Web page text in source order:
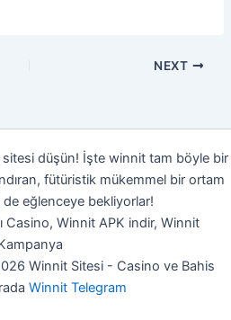
NEXT
düşün! İşte winnit tam böyle bir
fütüristik mükemmel bir ortam
de eğlenceye bekliyorlar!
Casino, Winnit APK indir, Winnit
Winnit Sitesi - Casino ve Bahis
Winnit Telegram